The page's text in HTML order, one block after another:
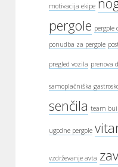
motivacija ekipe
pergole pergole
ponudba za pergole
pregled vozila prenova
samoplačniška
senčila team
ugodne pergole
vzdrževanje avta